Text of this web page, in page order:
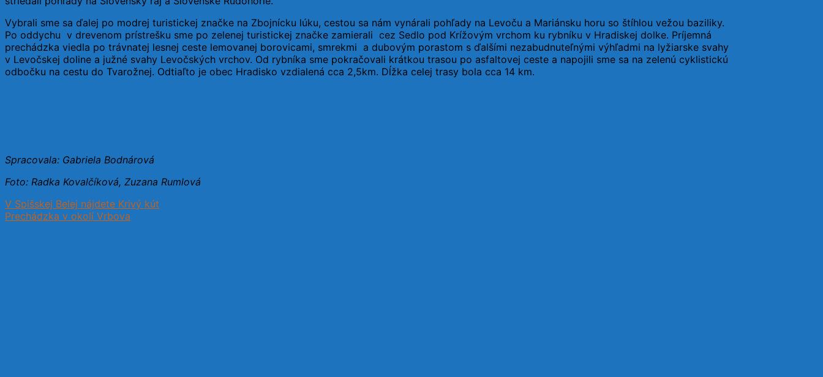
Vybrali sme sa ďalej po modrej turistickej značke na Zbojnícku lúku, cestou sa nám vynárali pohľady na Levoču a Mariánsku horu so štíhlou vežou baziliky.
Po oddychu v drevenom prístrešku sme po zelenej turistickej značke zamierali cez Sedlo pod Krížovým vrchom ku rybníku v Hradiskej dolke. Príjemná
prechádzka viedla po trávnatej lesnej ceste lemovanej borovicami, smrekmi a dubovým porastom s ďalšími nezabudnuteľnými výhľadmi na lyžiarske svahy
v Levočskej doline a južné svahy Levočských vrchov. Od rybníka sme pokračovali krátkou trasou po asfaltovej ceste a napojili sme sa na zelenú cyklistickú
odbočku na cestu do Tvarožnej. Odtiaľto je obec Hradisko vzdialená cca 2,5km. Dĺžka celej trasy bola cca 14 km.
Spracovala: Gabriela Bodnárová
Foto: Radka Kovalčíková, Zuzana Rumlová
V Spišskej Belej nájdete Krivý kút
Prechádzka v okolí Vrbova